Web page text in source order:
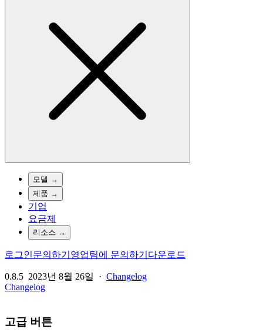
모델 →
제품 →
기업
요금제
리소스 →
로그인문의하기 영업팀에 문의하기 다운로드
0.8.5 2023년 8월 26일 · Changelog
Changelog
고급 버튼